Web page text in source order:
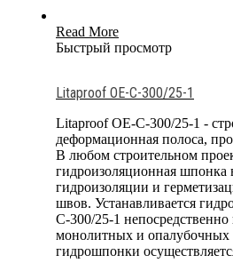
Read More
Быстрый просмотр
Litaproof OE-C-300/25-1
Litaproof OE-C-300/25-1 -
деформационная полоса,
В любом строительном
гидроизоляционная
гидроизоляции и
швов. Устанавливается
C-300/25-1
монолитных и
гидрошпонки